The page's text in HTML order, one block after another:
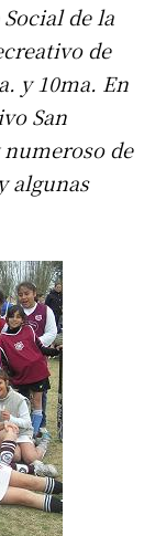
de la
de
y 10ma. En
San
de
algunas